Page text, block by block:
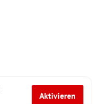
Aktivieren